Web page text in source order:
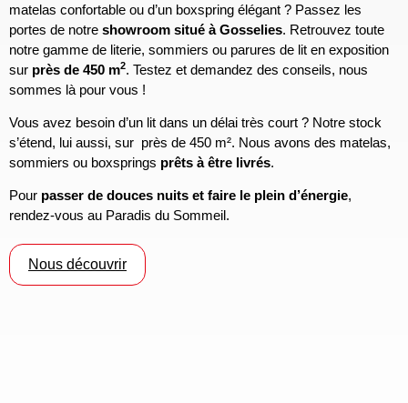
matelas confortable ou d’un boxspring élégant ? Passez les
portes de notre showroom situé à Gosselies. Retrouvez toute
notre gamme de literie, sommiers ou parures de lit en exposition
sur près de 450 m2. Testez et demandez des conseils, nous
sommes là pour vous !
Vous avez besoin d’un lit dans un délai très court ? Notre stock
s’étend, lui aussi, sur près de 450 m². Nous avons des matelas,
sommiers ou boxsprings prêts à être livrés.
Pour passer de douces nuits et faire le plein d’énergie,
rendez-vous au Paradis du Sommeil.
Nous découvrir